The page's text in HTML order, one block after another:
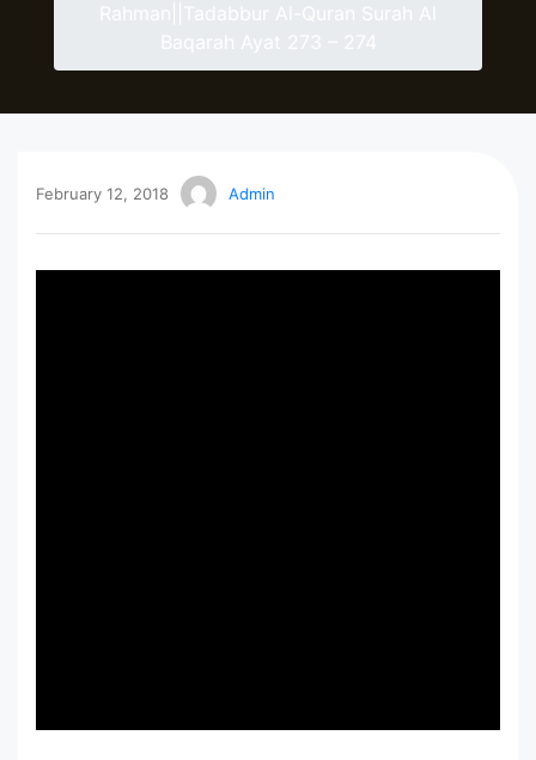
February 12, 2018 Admin